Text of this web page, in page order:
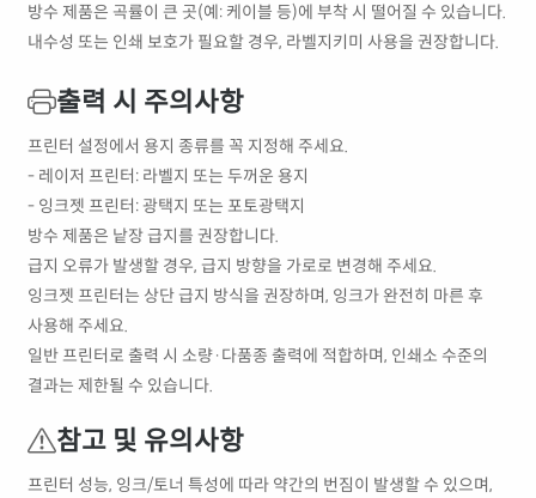
방수 제품은 곡률이 큰 곳(예: 케이블 등)에 부착 시 떨어질 수 있습니다.
내수성 또는 인쇄 보호가 필요할 경우, 라벨지키미 사용을 권장합니다.
출력 시 주의사항
프린터 설정에서 용지 종류를 꼭 지정해 주세요.
- 레이저 프린터: 라벨지 또는 두꺼운 용지
- 잉크젯 프린터: 광택지 또는 포토광택지
방수 제품은 낱장 급지를 권장합니다.
급지 오류가 발생할 경우, 급지 방향을 가로로 변경해 주세요.
잉크젯 프린터는 상단 급지 방식을 권장하며, 잉크가 완전히 마른 후
사용해 주세요.
일반 프린터로 출력 시 소량·다품종 출력에 적합하며, 인쇄소 수준의
결과는 제한될 수 있습니다.
참고 및 유의사항
프린터 성능, 잉크/토너 특성에 따라 약간의 번짐이 발생할 수 있으며,